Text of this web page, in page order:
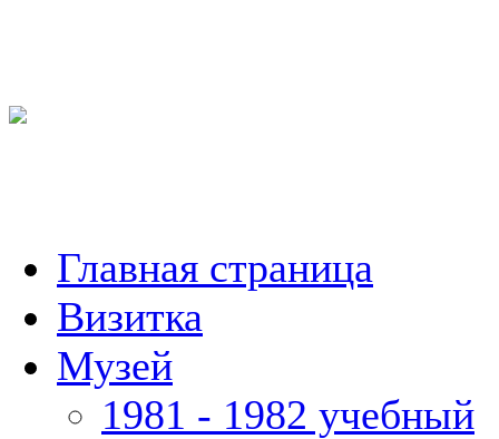
Главная страница
Визитка
Музей
1981 - 1982 учебный